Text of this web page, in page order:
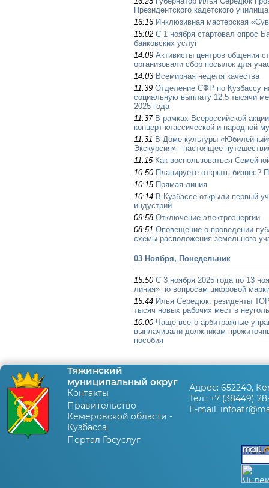
Президентского кадетского училища
16:16 Инклюзивная мастерская
15:02 С 1 ноября стартовал опрос
банковских услуг
14:09 Активисты центров общения
организовали сбор посылок для
14:03 Всемирная неделя качества
11:39 Отделение СФР по Кузбассу
социальную выплату 12,5 тысячи
2025 года
11:37 В рамках Всероссийской
концерт классической и народной
11:31 В Доме культуры
Экскурсия» - настоящее
11:15 Как воспользоваться
10:50 Планируете открыть бизнес?
10:15 Прямая линия
10:14 В Кузбассе открыли первый
индустрий
09:58 Отключение электроэнергии
08:51 Оповещение о проведении
схемы расположения земельного
03 Ноября, Понедельник
15:50 С 3 ноября 2025 года по 13
линия» по вопросам цифровой
15:44 Илья Середюк: резиденты
тысяч новых рабочих мест в
10:00 Чаще всего арбитражные
выплачивали должникам
пособия
Тяжинский
муниципальный округ
Контакты
Правительство
Кемеровской области -
Кузбасса
Портал Госуслуг
Адрес: 652240,
Тел.: +7 (38449)
E-mail: